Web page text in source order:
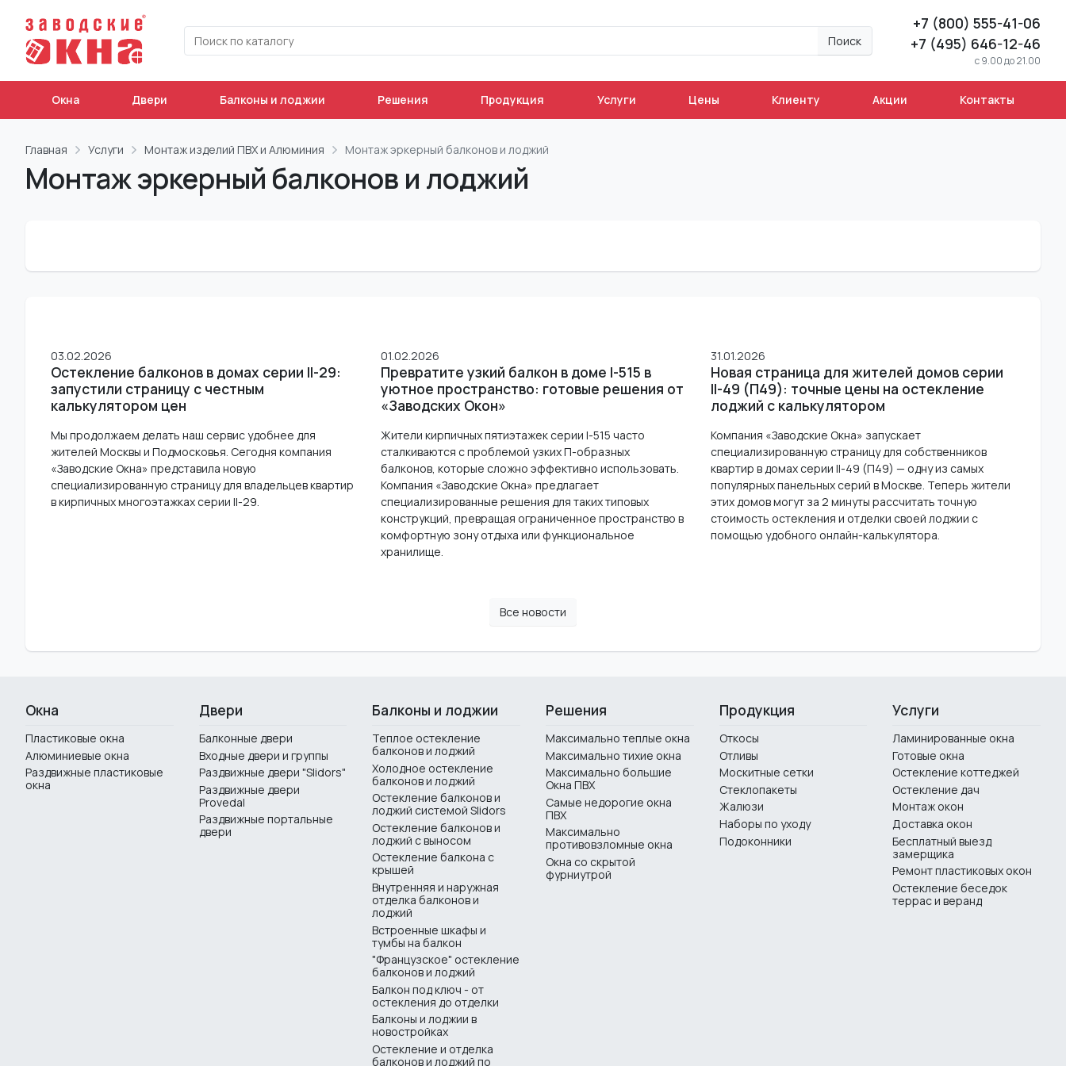
Поиск
+7 (800) 555-41-06
+7 (495) 646-12-46
c 9.00 до 21.00
Окна Двери Балконы и лоджии Решения Продукция Услуги Цены Клиенту Акции Контакты
Главная Услуги Монтаж изделий ПВХ и Алюминия Монтаж эркерный балконов и лоджий
Монтаж эркерный балконов и лоджий
03.02.2026
Остекление балконов в домах серии II-29:
запустили страницу с честным
калькулятором цен
Мы продолжаем делать наш сервис удобнее для
жителей Москвы и Подмосковья. Сегодня компания
«Заводские Окна» представила новую
специализированную страницу для владельцев квартир
в кирпичных многоэтажках серии II-29.
01.02.2026
Превратите узкий балкон в доме I-515 в
уютное пространство: готовые решения от
«Заводских Окон»
Жители кирпичных пятиэтажек серии I-515 часто
сталкиваются с проблемой узких П-образных
балконов, которые сложно эффективно использовать.
Компания «Заводские Окна» предлагает
специализированные решения для таких типовых
конструкций, превращая ограниченное пространство в
комфортную зону отдыха или функциональное
хранилище.
31.01.2026
Новая страница для жителей домов серии
II-49 (П49): точные цены на остекление
лоджий с калькулятором
Компания «Заводские Окна» запускает
специализированную страницу для собственников
квартир в домах серии II-49 (П49) — одну из самых
популярных панельных серий в Москве. Теперь жители
этих домов могут за 2 минуты рассчитать точную
стоимость остекления и отделки своей лоджии с
помощью удобного онлайн-калькулятора.
Все новости
Окна
Пластиковые окна
Алюминиевые окна
Раздвижные пластиковые
окна
Двери
Балконные двери
Входные двери и группы
Раздвижные двери "Slidors"
Раздвижные двери
Provedal
Раздвижные портальные
двери
Балконы и лоджии
Теплое остекление
балконов и лоджий
Холодное остекление
балконов и лоджий
Остекление балконов и
лоджий системой Slidors
Остекление балконов и
лоджий с выносом
Остекление балкона с
крышей
Внутренняя и наружная
отделка балконов и
лоджий
Встроенные шкафы и
тумбы на балкон
"Французское" остекление
балконов и лоджий
Балкон под ключ - от
остекления до отделки
Балконы и лоджии в
новостройках
Остекление и отделка
балконов и лоджий по
Решения
Максимально теплые окна
Максимально тихие окна
Максимально большие
Окна ПВХ
Самые недорогие окна
ПВХ
Максимально
противовзломные окна
Окна со скрытой
фурниутрой
Продукция
Откосы
Отливы
Москитные сетки
Стеклопакеты
Жалюзи
Наборы по уходу
Подоконники
Услуги
Ламинированные окна
Готовые окна
Остекление коттеджей
Остекление дач
Монтаж окон
Доставка окон
Бесплатный выезд
замерщика
Ремонт пластиковых окон
Остекление беседок
террас и веранд